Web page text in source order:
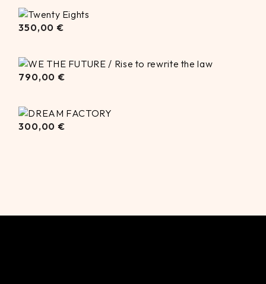
350,00 €
790,00
790,00 €
300,00 €